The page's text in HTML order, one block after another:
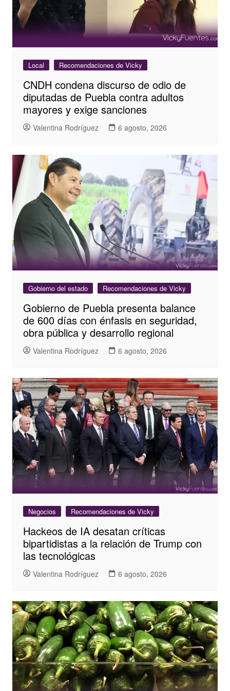
Local Recomendaciones de Vicky
CNDH condena discurso de odio de
diputadas de Puebla contra adultos
mayores y exige sanciones
Valentina Rodríguez 6 agosto, 2026
Gobierno del estado Recomendaciones de Vicky
Gobierno de Puebla presenta balance
de 600 días con énfasis en seguridad,
obra pública y desarrollo regional
Valentina Rodríguez 6 agosto, 2026
Negocios Recomendaciones de Vicky
Hackeos de IA desatan críticas
bipartidistas a la relación de Trump con
las tecnológicas
Valentina Rodríguez 6 agosto, 2026